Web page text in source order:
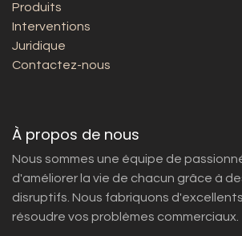
Produits
Interventions
Juridique
Contactez-nous
À propos de nous
Nous sommes une équipe de
d'améliorer la vie de chacun grâce à
disruptifs. Nous fabriquons
résoudre vos problèmes commerciaux.